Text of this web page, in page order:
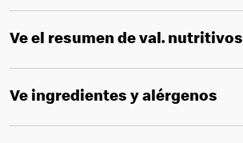
Ve el resumen de val. nutritivos
Ve ingredientes y alérgenos